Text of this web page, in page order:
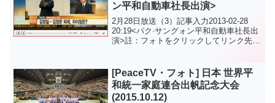
ン平和自動車社長出演>
2月28日放送（3）記事入力2013-02-28
20:19<パク·サングォン平和自動車社長出
演>註：フォトをクリックしてリンク先よ
[PeaceTV・フォト] 日本 世界平
和統一家庭連合出帆記念大会
(2015.10.12)